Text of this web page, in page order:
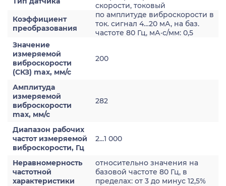
скорости, токовый
Коэффициент
преобразования
по амплитуде виброскорости в
ток. сигнал 4…20 мА, на баз.
частоте 80 Гц, мА·с/мм: 0,5
Значение
измеряемой
виброскорости
(СКЗ) max, мм/с
200
Амплитуда
измеряемой
виброскорости
max, мм/с
282
Диапазон рабочих
частот измеряемой
виброскорости, Гц
2...1 000
Неравномерность
частотной
характеристики
относительно значения на
базовой частоте 80 Гц, в
пределах: от 3 до минус 12,5%